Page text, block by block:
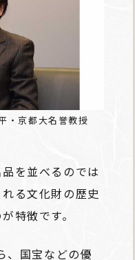
・京都大名誉教授
を並べるのでは
る文化財の歴史
特徴です。
、国宝などの優